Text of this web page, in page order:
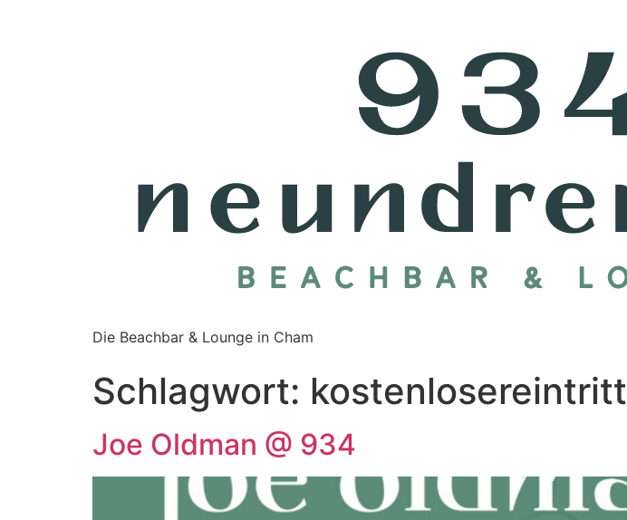
Die Beachbar & Lounge in Cham
Schlagwort: kostenlosereintritt
Joe Oldman @ 934